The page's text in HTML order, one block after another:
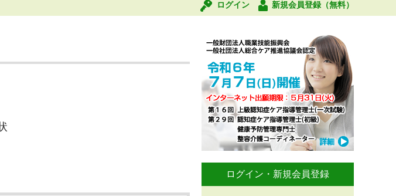
ログイン 新規会員登録（無料）
ログイン・新規会員登録